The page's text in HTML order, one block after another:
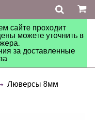
сайте проходит
можете уточнить в
за доставленные
Люверсы 8мм